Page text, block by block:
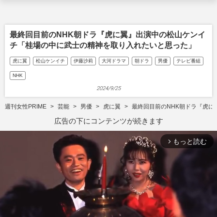
最終回目前のNHK朝ドラ『虎に翼』出演中の松山ケンイ
チ「桂場の中に武士の精神を取り入れたいと思った」
虎に翼 松山ケンイチ 伊藤沙莉 大河ドラマ 朝ドラ 男優 テレビ番組
NHK
2024/9/25
週刊女性PRIME 芸能 男優 虎に翼 最終回目前のNHK朝ドラ『虎に
広告の下にコンテンツが続きます
arrow_forward_ios もっと読む